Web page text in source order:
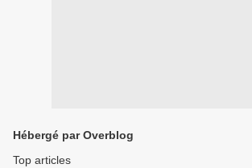
Hébergé par Overblog
Top articles